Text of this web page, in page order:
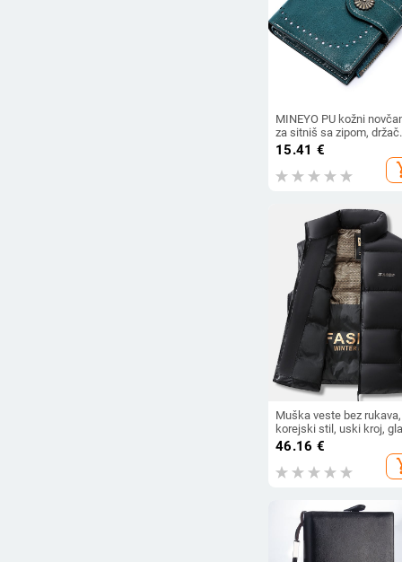
MINEYO PU kožni
za sitniš sa zipom, držač
kartica, svakodnevna
upotreba, poliester
15.41 €
Muška veste bez rukava,
korejski stil, uski kroj,
materijal najlon/poliamid,
punilo poliester,
poliester
46.16 €